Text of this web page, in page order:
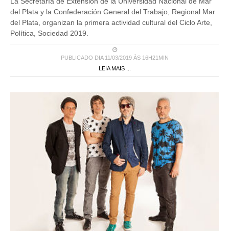
del Plata y la Confederación General del Trabajo, Regional Mar
del Plata, organizan la primera actividad cultural del Ciclo Arte,
Política, Sociedad 2019.
PUBLICADO DIA 11/03/2019 ÀS 16H21MIN
LEIA MAIS ...